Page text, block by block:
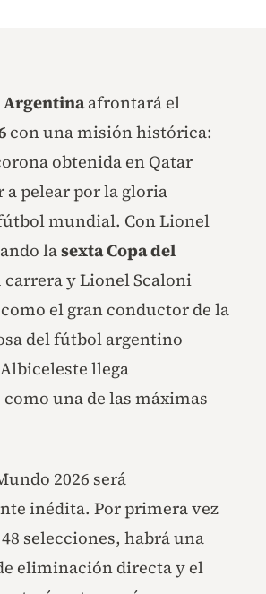
Argentinaafrontará el
con una misión histórica:
obtenida en Qatar
a pelear por la gloria
mundial. Con Lionel
lasexta Copa del
carrera y Lionel Scaloni
el gran conductor de la
del fútbol argentino
llega
una de las máximas
2026 será
inédita. Por primera vez
selecciones, habrá una
eliminación directa y el